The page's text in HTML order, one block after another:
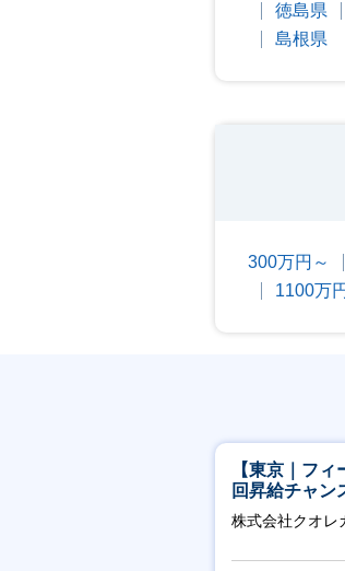
徳島県
島根県
300万円～
1100万
【東京｜フ
回昇給チャン
ジメント機会
株式会社クオレ